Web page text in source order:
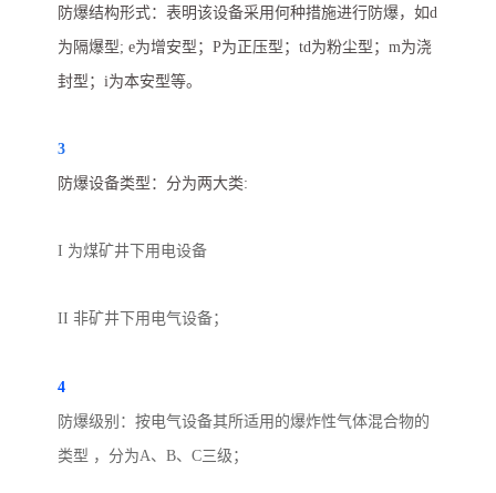
防爆结构形式：表明该设备采用何种措施进行防爆，如d
为隔爆型; e为增安型； P为正压型； td为粉尘型； m为浇
封型； i为本安型等。
3
防爆设备类型：分为两大类:
I 为煤矿井下用电设备
II 非矿井下用电气设备；
4
防爆级别：按电气设备其所适用的爆炸性气体混合物的
类型 ，分为A、 B、 C三级；